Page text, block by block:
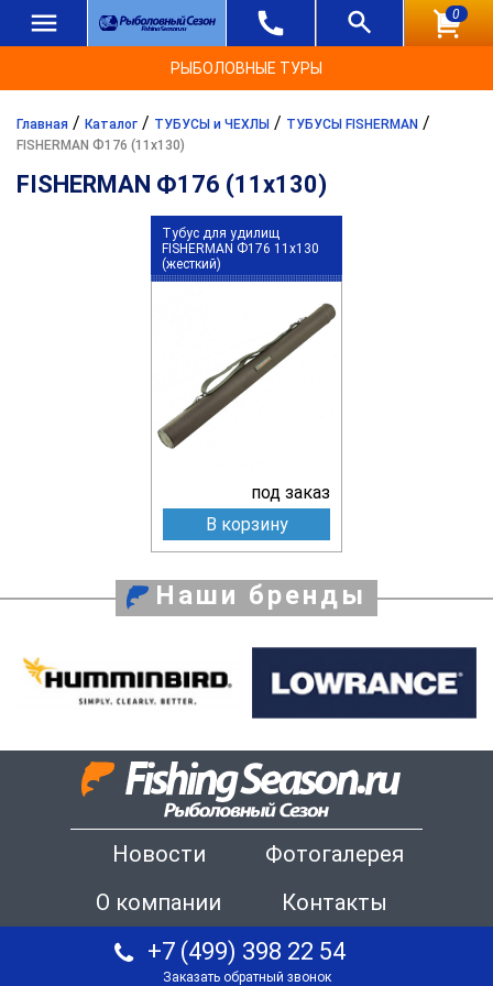
0
РЫБОЛОВНЫЕ ТУРЫ
Главная / Каталог / ТУБУСЫ и ЧЕХЛЫ / ТУБУСЫ FISHERMAN /
FISHERMAN Ф176 (11x130)
FISHERMAN Ф176 (11x130)
Тубус для удилищ
FISHERMAN Ф176 11x130
(жесткий)
под заказ
В корзину
Наши бренды
Новости
Фотогалерея
О компании
Контакты
+7 (499) 398 22 54
Заказать обратный звонок